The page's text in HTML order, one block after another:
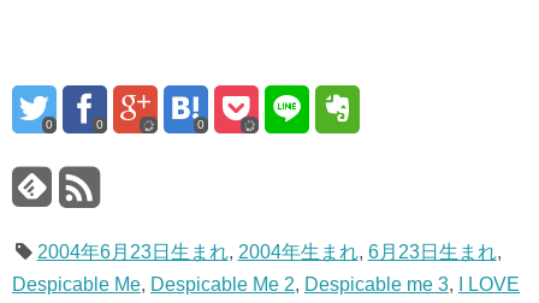
0 0 0
2004年6月23日生まれ, 2004年生まれ, 6月23日生まれ,
Despicable Me, Despicable Me 2, Despicable me 3,
I LOVE